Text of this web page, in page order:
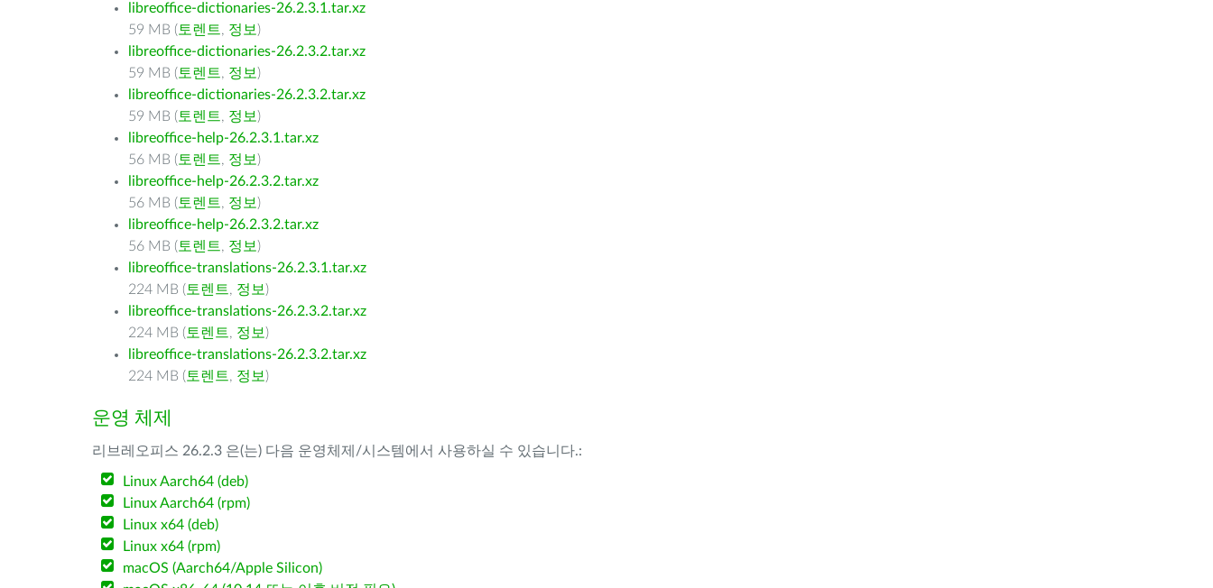
libreoffice-dictionaries-26.2.3.1.tar.xz
59 MB ( 토렌트, 정보 )
libreoffice-dictionaries-26.2.3.2.tar.xz
59 MB ( 토렌트, 정보 )
libreoffice-dictionaries-26.2.3.2.tar.xz
59 MB ( 토렌트, 정보 )
libreoffice-help-26.2.3.1.tar.xz
56 MB ( 토렌트, 정보 )
libreoffice-help-26.2.3.2.tar.xz
56 MB ( 토렌트, 정보 )
libreoffice-help-26.2.3.2.tar.xz
56 MB ( 토렌트, 정보 )
libreoffice-translations-26.2.3.1.tar.xz
224 MB ( 토렌트, 정보 )
libreoffice-translations-26.2.3.2.tar.xz
224 MB ( 토렌트, 정보 )
libreoffice-translations-26.2.3.2.tar.xz
224 MB ( 토렌트, 정보 )
운영 체제
리브레오피스 26.2.3 은(는) 다음 운영체제/시스템에서 사용하실 수 있습니다.:
Linux Aarch64 (deb)
Linux Aarch64 (rpm)
Linux x64 (deb)
Linux x64 (rpm)
macOS (Aarch64/Apple Silicon)